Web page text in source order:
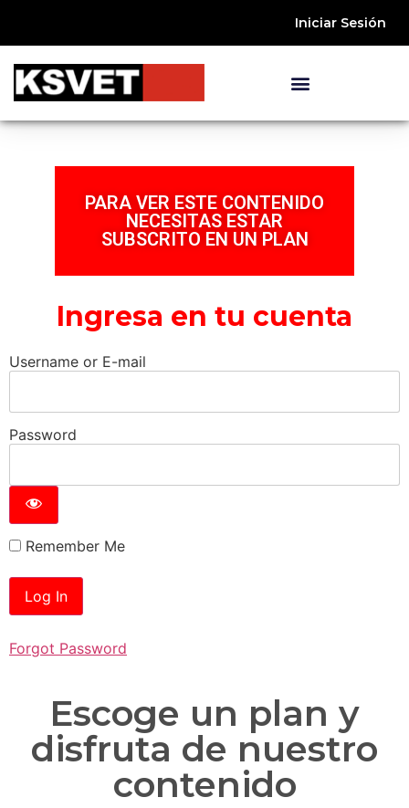
Iniciar Sesión
PARA VER ESTE CONTENIDO
NECESITAS ESTAR
SUBSCRITO EN UN PLAN
Ingresa en tu cuenta
Username or E-mail
Password
Remember Me
Forgot Password
Escoge un plan y
disfruta de nuestro
contenido